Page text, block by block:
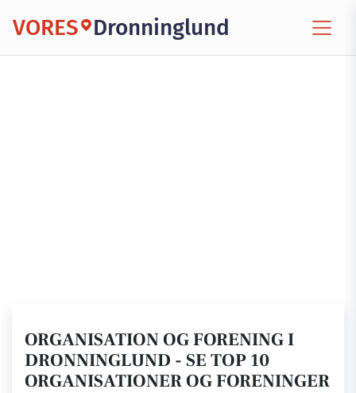
VORES Dronninglund
ORGANISATION OG FORENING I
DRONNINGLUND - SE TOP 10
ORGANISATIONER OG FORENINGER